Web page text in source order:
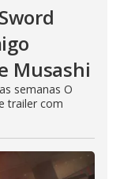
Musashi
semanas O
trailer com